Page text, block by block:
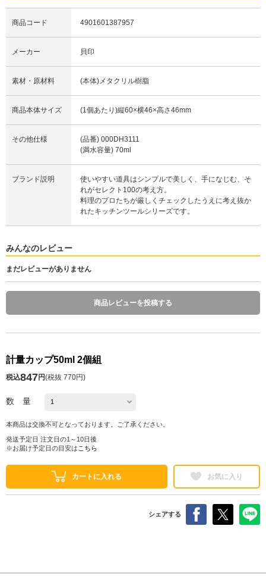
商品コード 4901601387957
メーカー 貝印
素材・原材料 (本体)メタクリル樹脂
商品本体サイズ (1個あたり)縦60×横46×高さ46mm
その他仕様
(品番) 000DH3111
(満水容量) 70ml
ブランド説明
使いやすい道具はシンプルで美しく、手になじむ、そ
れがセレクト100の考え方。
料理のプロたちが厳しくチェックしたうえに考え抜か
れたキッチンツールシリーズです。
みんなのレビュー
まだレビューがありません
商品レビューを投稿する
計量カップ50ml 2個組
税込847円(税抜 770円)
数 量
本商品は交換不可となっております。ご了承ください。
発送予定日 注文日の1～10日後
※お届け予定日の目安は こちら
カートに入れる お気に入り
シェアする